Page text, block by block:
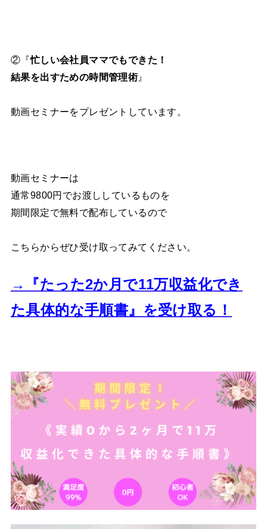
②『忙しい会社員ママでもできた！
結果を出すための時間管理術』
動画セミナーをプレゼントしています。
動画セミナーは
通常9800円でお渡ししているものを
期間限定で無料で配布しているので
こちらからぜひ受け取ってみてください。
→『たった2か月で11万収益化でき
た具体的な手順書』を受け取る！